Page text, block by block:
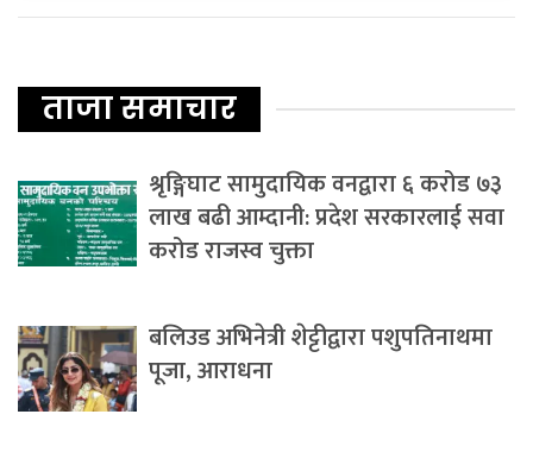
ताजा समाचार
श्रृङ्गिघाट सामुदायिक वनद्वारा ६ करोड ७३
लाख बढी आम्दानी: प्रदेश सरकारलाई सवा
करोड राजस्व चुक्ता
बलिउड अभिनेत्री शेट्टीद्वारा पशुपतिनाथमा
पूजा, आराधना